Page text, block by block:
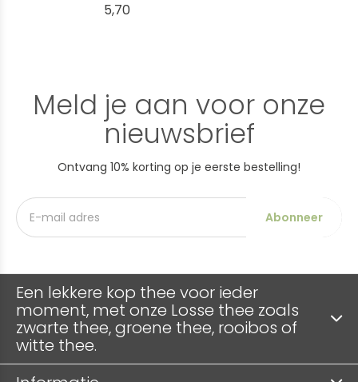
5,70
Meld je aan voor onze
nieuwsbrief
Ontvang 10% korting op je eerste bestelling!
Abonneer
Een lekkere kop thee voor ieder
moment, met onze Losse thee zoals
zwarte thee, groene thee, rooibos of
witte thee.